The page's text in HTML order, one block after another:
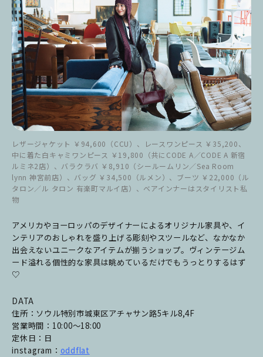
レザージャケット ￥94,600（CCU）、レースワンピース ￥35,200、
中に着た白キャミワンピース ￥19,800（共にCODE A／CODE A 新宿
ルミネ2店）、バラクラバ ￥8,910（シールームリン／Sea Room
lynn 神宮前店）、バッグ ￥34,500（ルメン）、ブーツ ￥22,000（ル
タロン／ル タロン 有楽町マルイ店）、ベアインナーはスタイリスト私
物
アメリカやヨーロッパのデザイナーによるオリジナル家具や、イ
ンテリアのおしゃれを盛り上げる彫刻やスツールなど、なかなか
出会えないユニークなアイテムが揃うショップ。ヴィンテージム
ード溢れる個性的な家具は眺めているだけでもうっとりするはず
♡
DATA
住所：ソウル特別市城東区アチャサン路5キル8,4F
営業時間：10:00〜18:00
定休日：日
instagram： oddflat